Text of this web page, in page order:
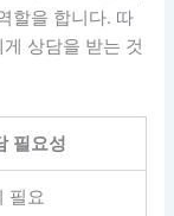
할을 합니다. 따
상담을 받는 것
필요성
필요